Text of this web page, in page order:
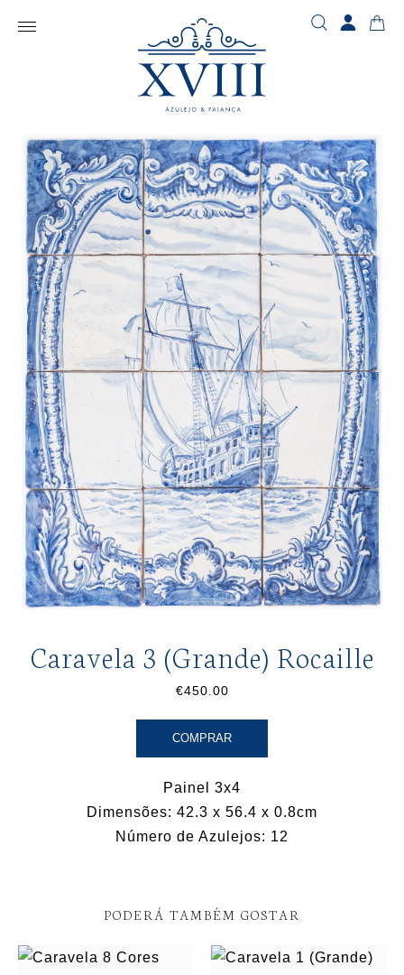
Caravela 3 (Grande) Rocaille
€450.00
COMPRAR
Painel 3x4
Dimensões: 42.3 x 56.4 x 0.8cm
Número de Azulejos: 12
PODERÁ TAMBÉM GOSTAR